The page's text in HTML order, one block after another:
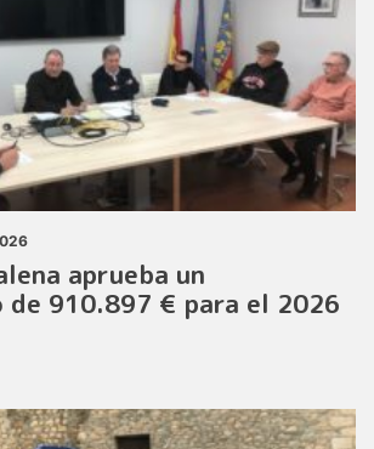
aprueba un
de 910.897 € para el 2026